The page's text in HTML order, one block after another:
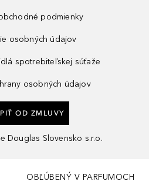
podmienky
osobných údajov
spotrebiteľskej súťaže
osobných údajov
OD ZMLUVY
Douglas Slovensko s.r.o.
OBĽÚBENÝ V PARFUMOCH